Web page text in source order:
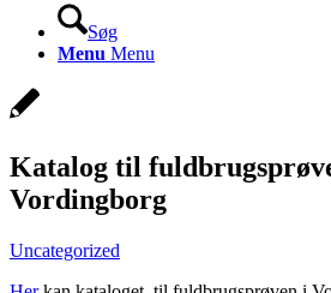
Søg
Menu Menu
Katalog til
Vordingborg
Uncategorized